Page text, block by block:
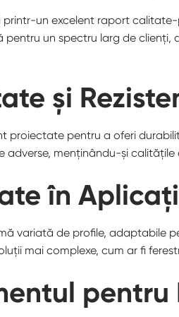
printr-un excelent raport
un spectru larg de clienți,
și
proiectate pentru a oferi
adverse, menținându-și
în
variată de profile, adaptabile
mai complexe, cum ar fi
pentru